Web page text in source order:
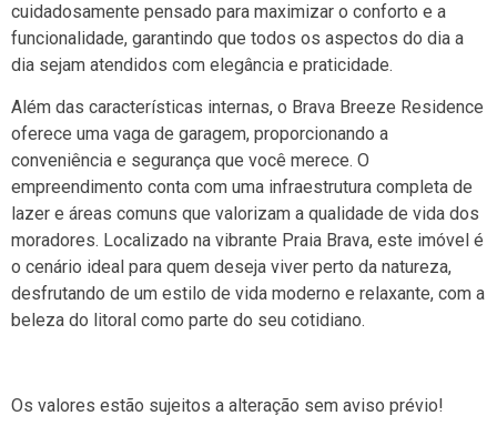
cuidadosamente pensado para maximizar o conforto e a
funcionalidade, garantindo que todos os aspectos do dia a
dia sejam atendidos com elegância e praticidade.
Além das características internas, o Brava Breeze Residence
oferece uma vaga de garagem, proporcionando a
conveniência e segurança que você merece. O
empreendimento conta com uma infraestrutura completa de
lazer e áreas comuns que valorizam a qualidade de vida dos
moradores. Localizado na vibrante Praia Brava, este imóvel é
o cenário ideal para quem deseja viver perto da natureza,
desfrutando de um estilo de vida moderno e relaxante, com a
beleza do litoral como parte do seu cotidiano.
Os valores estão sujeitos a alteração sem aviso prévio!